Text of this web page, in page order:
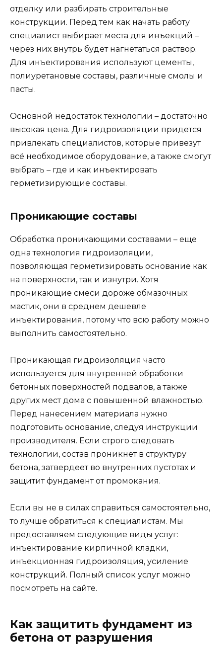
отделку или разбирать строительные
конструкции. Перед тем как начать работу
специалист выбирает места для инъекций –
через них внутрь будет нагнетаться раствор.
Для инъектирования используют цементы,
полиуретановые составы, различные смолы и
пасты.
Основной недостаток технологии – достаточно
высокая цена. Для гидроизоляции придется
привлекать специалистов, которые привезут
всё необходимое оборудование, а также смогут
выбрать – где и как инъектировать
герметизирующие составы.
Проникающие составы
Обработка проникающими составами – еще
одна технология гидроизоляции,
позволяющая герметизировать основание как
на поверхности, так и изнутри. Хотя
проникающие смеси дороже обмазочных
мастик, они в среднем дешевле
инъектирования, потому что всю работу можно
выполнить самостоятельно.
Проникающая гидроизоляция часто
используется для внутренней обработки
бетонных поверхностей подвалов, а также
других мест дома с повышенной влажностью.
Перед нанесением материала нужно
подготовить основание, следуя инструкции
производителя. Если строго следовать
технологии, состав проникнет в структуру
бетона, затвердеет во внутренних пустотах и
защитит фундамент от промокания.
Если вы не в силах справиться самостоятельно,
то лучше обратиться к специалистам. Мы
предоставляем следующие виды услуг:
инъектирование кирпичной кладки,
инъекционная гидроизоляция, усиление
конструкций. Полный список услуг можно
посмотреть на сайте.
Как защитить фундамент из
бетона от разрушения